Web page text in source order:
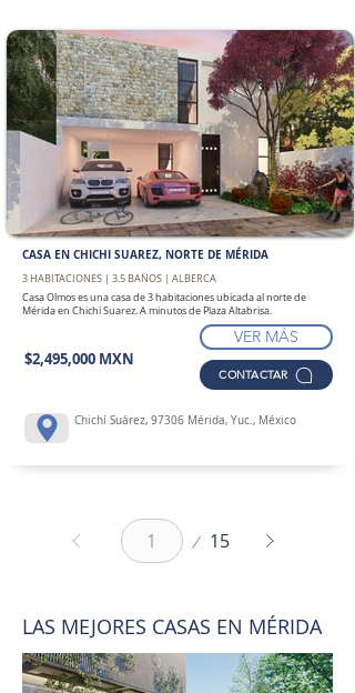
CASA EN CHICHI SUAREZ, NORTE DE MÉRIDA
3 HABITACIONES | 3.5 BAÑOS | ALBERCA
Casa Olmos es una casa de 3 habitaciones ubicada al norte de
Mérida en Chichi Suarez. A minutos de Plaza Altabrisa.
$2,495,000 MXN
VER MÁS
CONTACTAR
Chichí Suárez, 97306 Mérida, Yuc., México
15
Página
LAS MEJORES CASAS EN MÉRIDA